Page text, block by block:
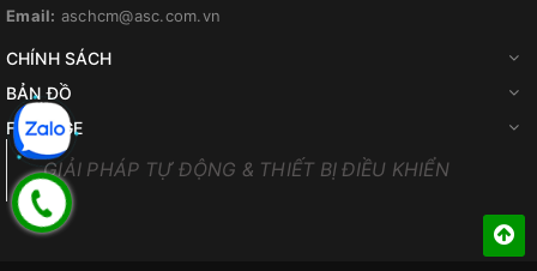
Email: aschcm@asc.com.vn
CHÍNH SÁCH
BẢN ĐỒ
FANPAGE
GIẢI PHÁP TỰ ĐỘNG & THIẾT BỊ ĐIỀU KHIỂN